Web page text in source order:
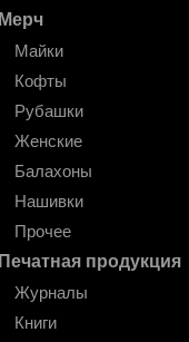
Мерч
Майки
Кофты
Рубашки
Женские
Балахоны
Нашивки
Прочее
Печатная продукция
Журналы
Книги